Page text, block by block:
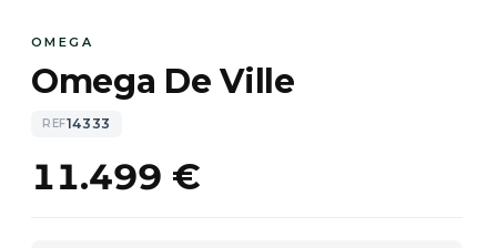
OMEGA
Omega De Ville
REF14333
11.499 €